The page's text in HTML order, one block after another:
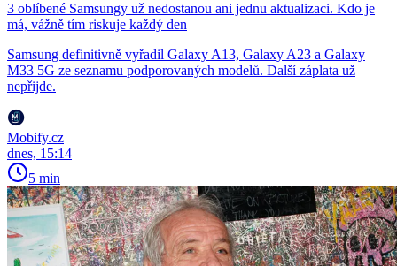
3 oblíbené Samsungy už nedostanou ani jednu aktualizaci. Kdo je
má, vážně tím riskuje každý den
Samsung definitivně vyřadil Galaxy A13, Galaxy A23 a Galaxy
M33 5G ze seznamu podporovaných modelů. Další záplata už
nepřijde.
Mobify.cz
dnes, 15:14
5 min